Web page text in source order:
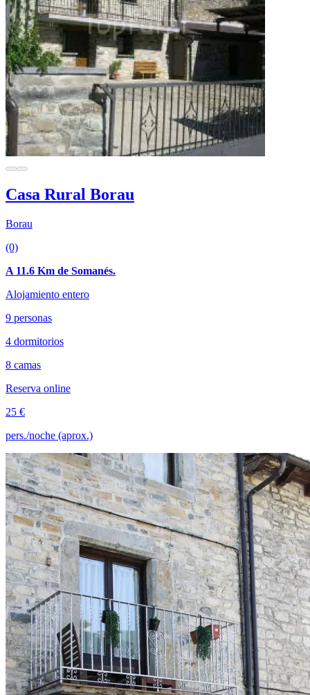
Casa Rural Borau
Borau
(0)
A 11.6 Km de Somanés.
Alojamiento entero
9 personas
4 dormitorios
8 camas
Reserva online
25 €
pers./noche (aprox.)